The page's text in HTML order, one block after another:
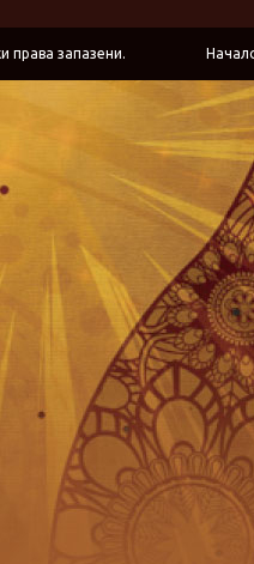
права запазени.